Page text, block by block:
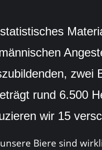
zwei
rund 6.500
wir 15
Biere sind